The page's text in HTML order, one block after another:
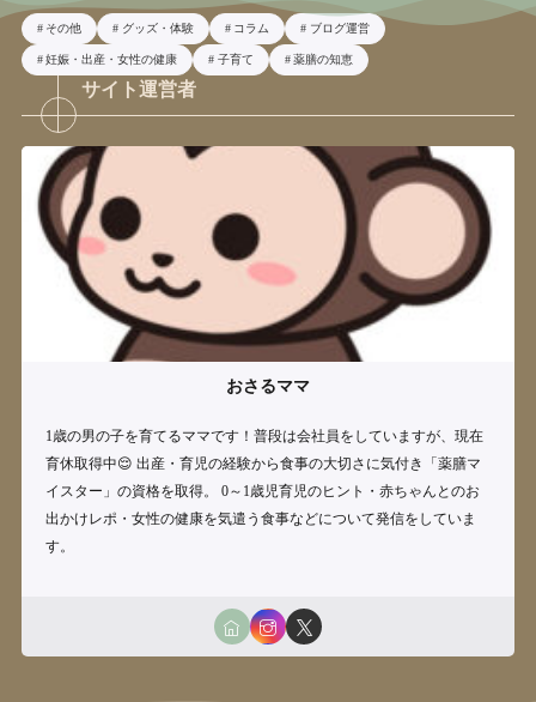
その他 グッズ・体験 コラム ブログ運営
妊娠・出産・女性の健康 子育て 薬膳の知恵
サイト運営者
おさるママ
1歳の男の子を育てるママです！普段は会社員をしていますが、現在
育休取得中😌 出産・育児の経験から食事の大切さに気付き「薬膳マ
イスター」の資格を取得。 0～1歳児育児のヒント・赤ちゃんとのお
出かけレポ・女性の健康を気遣う食事などについて発信をしていま
す。